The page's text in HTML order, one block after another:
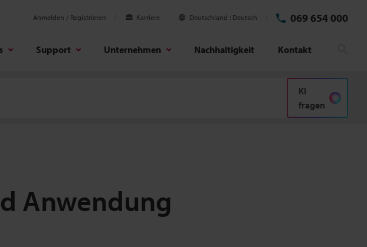
Anmelden / Registrieren Karriere Deutschland Deutsch 069 654 000
Support Unternehmen Nachhaltigkeit Kontakt
KI
fragen
Anwendung